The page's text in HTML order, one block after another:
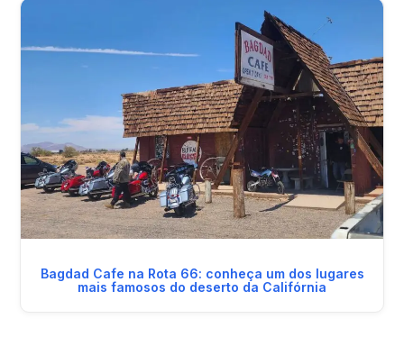
Bagdad Cafe na Rota 66: conheça um dos lugares
mais famosos do deserto da Califórnia